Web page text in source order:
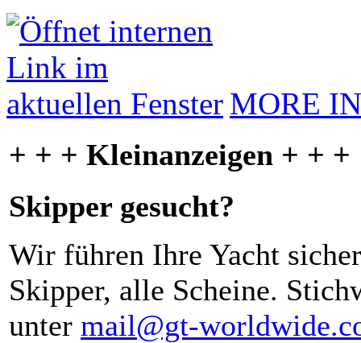
MORE
+ + + Kleinanzeigen + + +
Skipper gesucht?
Wir führen Ihre Yacht
Skipper, alle Scheine.
unter mail@gt-